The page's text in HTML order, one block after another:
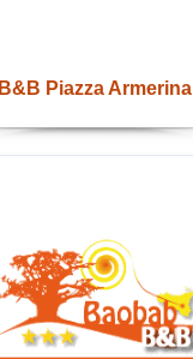
B&B Piazza Armerina